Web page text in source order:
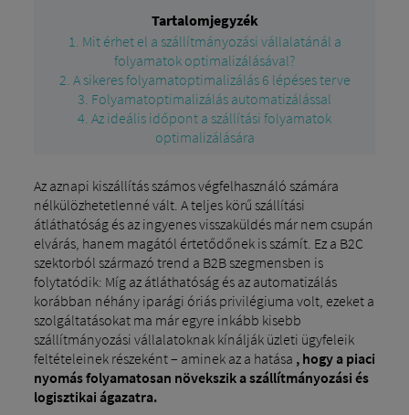
Tartalomjegyzék
1. Mit érhet el a szállítmányozási vállalatánál a
folyamatok optimalizálásával?
2. A sikeres folyamatoptimalizálás 6 lépéses terve
3. Folyamatoptimalizálás automatizálással
4. Az ideális időpont a szállítási folyamatok
optimalizálására
Az aznapi kiszállítás számos végfelhasználó számára
nélkülözhetetlenné vált. A teljes körű szállítási
átláthatóság és az ingyenes visszaküldés már nem csupán
elvárás, hanem magától értetődőnek is számít. Ez a B2C
szektorból származó trend a B2B szegmensben is
folytatódik: Míg az átláthatóság és az automatizálás
korábban néhány iparági óriás privilégiuma volt, ezeket a
szolgáltatásokat ma már egyre inkább kisebb
szállítmányozási vállalatoknak kínálják üzleti ügyfeleik
feltételeinek részeként – aminek az a hatása , hogy a piaci
nyomás folyamatosan növekszik a szállítmányozási és
logisztikai ágazatra.